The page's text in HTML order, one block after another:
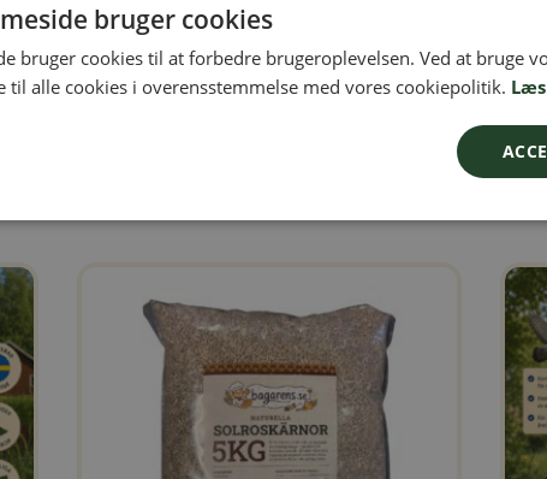
på svensk
Lite på svensk:
bruger cookies
bruger cookies til at forbedre brugeroplevelsen. Ved at bruge
til alle cookies i overensstemmelse med vores cookiepolitik.